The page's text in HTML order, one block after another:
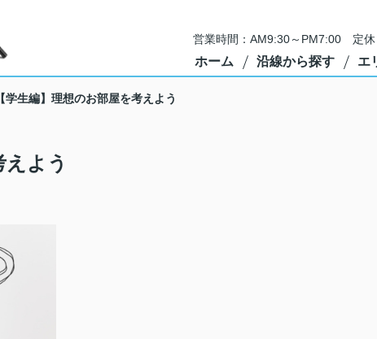
営業時間：AM9:30～PM7:00 定休
ホーム 沿線から探す エ
生編】理想のお部屋を考えよう
よう